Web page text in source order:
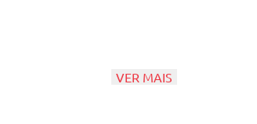
VER MAIS